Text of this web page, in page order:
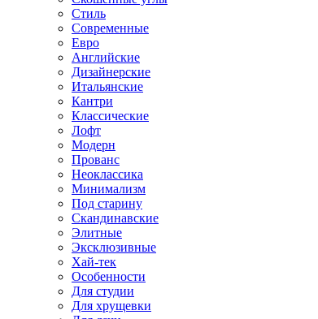
Стиль
Современные
Евро
Английские
Дизайнерские
Итальянские
Кантри
Классические
Лофт
Модерн
Прованс
Неоклассика
Минимализм
Под старину
Скандинавские
Элитные
Эксклюзивные
Хай-тек
Особенности
Для студии
Для хрущевки